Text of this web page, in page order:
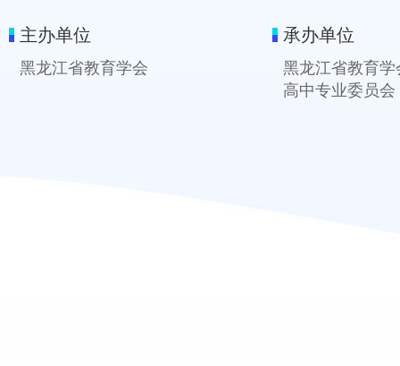
主办单位
黑龙江省教育学会
承办单位
黑龙江省教育
高中专业委员会